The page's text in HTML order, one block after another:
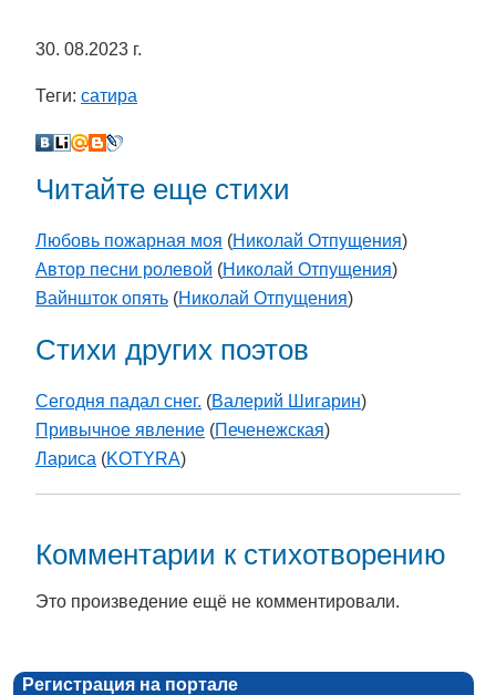
30. 08.2023 г.
Теги: сатира
Читайте еще стихи
Любовь пожарная моя (Николай Отпущения)
Автор песни ролевой (Николай Отпущения)
Вайншток опять (Николай Отпущения)
Стихи других поэтов
Сегодня падал снег. (Валерий Шигарин)
Привычное явление (Печенежская)
Лариса (KOTYRA)
Комментарии к стихотворению
Это произведение ещё не комментировали.
Регистрация на портале